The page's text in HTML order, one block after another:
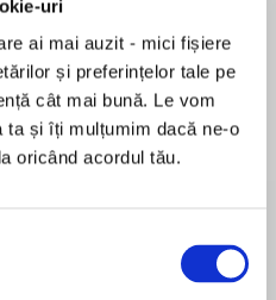
uri
ai mai auzit - mici fișiere
și preferințelor tale pe
cât mai bună. Le vom
ta și îți mulțumim dacă ne-o
oricând acordul tău.
– from the iconic
classic novels –
Robotics, they